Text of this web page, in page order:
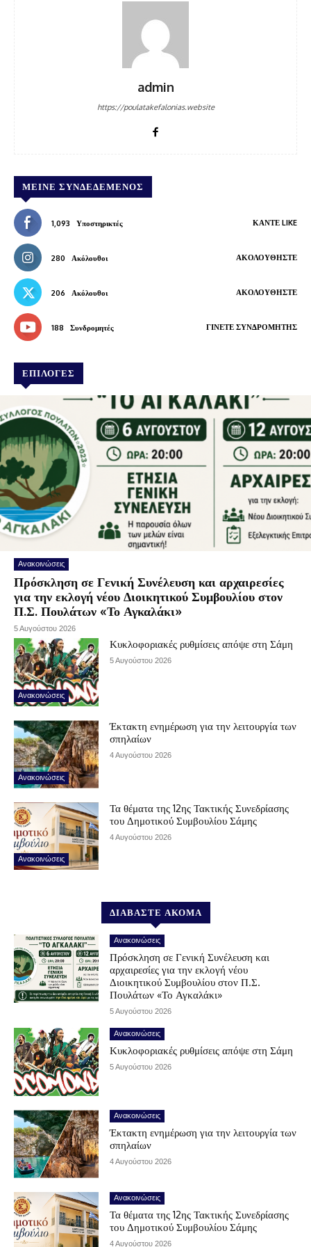
admin
https://poulatakefalonias.website
ΜΕΊΝΕ ΣΥΝΔΕΔΕΜΈΝΟΣ
1,093 Υποστηρικτές ΚΆΝΤΕ LIKE
280 Ακόλουθοι ΑΚΟΛΟΥΘΉΣΤΕ
206 Ακόλουθοι ΑΚΟΛΟΥΘΉΣΤΕ
188 Συνδρομητές ΓΊΝΕΤΕ ΣΥΝΔΡΟΜΗΤΉΣ
ΕΠΙΛΟΓΕΣ
Ανακοινώσεις
Πρόσκληση σε Γενική Συνέλευση και αρχαιρεσίες
για την εκλογή νέου Διοικητικού Συμβουλίου στον
Π.Σ. Πουλάτων «Το Αγκαλάκι»
5 Αυγούστου 2026
Ανακοινώσεις
Κυκλοφοριακές ρυθμίσεις απόψε στη Σάμη
5 Αυγούστου 2026
Ανακοινώσεις
Έκτακτη ενημέρωση για την λειτουργία των
σπηλαίων
4 Αυγούστου 2026
Ανακοινώσεις
Τα θέματα της 12ης Τακτικής Συνεδρίασης
του Δημοτικού Συμβουλίου Σάμης
4 Αυγούστου 2026
ΔΙΑΒΑΣΤΕ ΑΚΟΜΑ
Ανακοινώσεις
Πρόσκληση σε Γενική Συνέλευση και
αρχαιρεσίες για την εκλογή νέου
Διοικητικού Συμβουλίου στον Π.Σ.
Πουλάτων «Το Αγκαλάκι»
5 Αυγούστου 2026
Ανακοινώσεις
Κυκλοφοριακές ρυθμίσεις απόψε στη Σάμη
5 Αυγούστου 2026
Ανακοινώσεις
Έκτακτη ενημέρωση για την λειτουργία των
σπηλαίων
4 Αυγούστου 2026
Ανακοινώσεις
Τα θέματα της 12ης Τακτικής Συνεδρίασης
του Δημοτικού Συμβουλίου Σάμης
4 Αυγούστου 2026